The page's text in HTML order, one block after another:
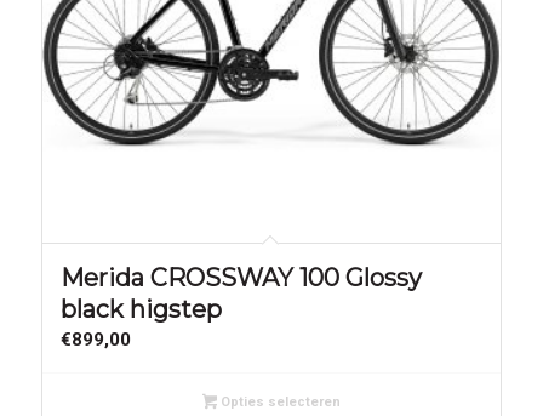
Merida CROSSWAY 100 Glossy
black higstep
€899,00
Opties selecteren